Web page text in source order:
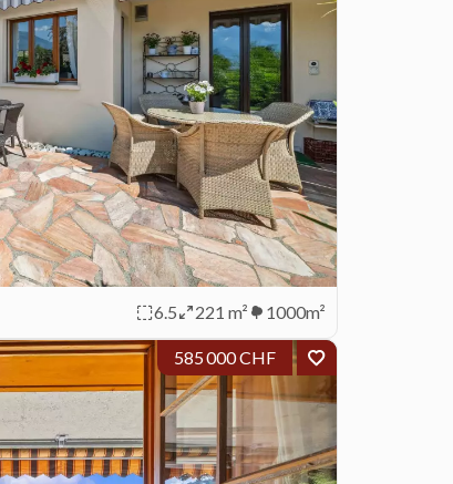
6.5 221 m² 1000m²
585 000 CHF